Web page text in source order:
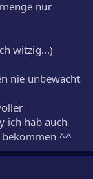
nur
witzig...)
nie unbewacht
ich hab auch
bekommen ^^